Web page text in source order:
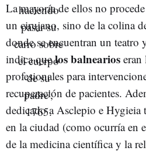
La mayoría de ellos no
un cirujano, sino de la colina
donde se encuentran un teatro
indica quelos balnearios eran
profesionales para
recuperación de pacientes.
dedicado a Asclepio e Hygieia
en la ciudad (como ocurría en
de la medicina científica y la